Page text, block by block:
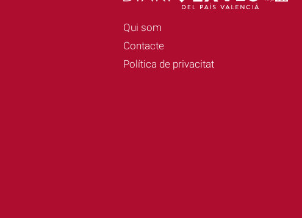
Qui som
Contacte
Política de privacitat